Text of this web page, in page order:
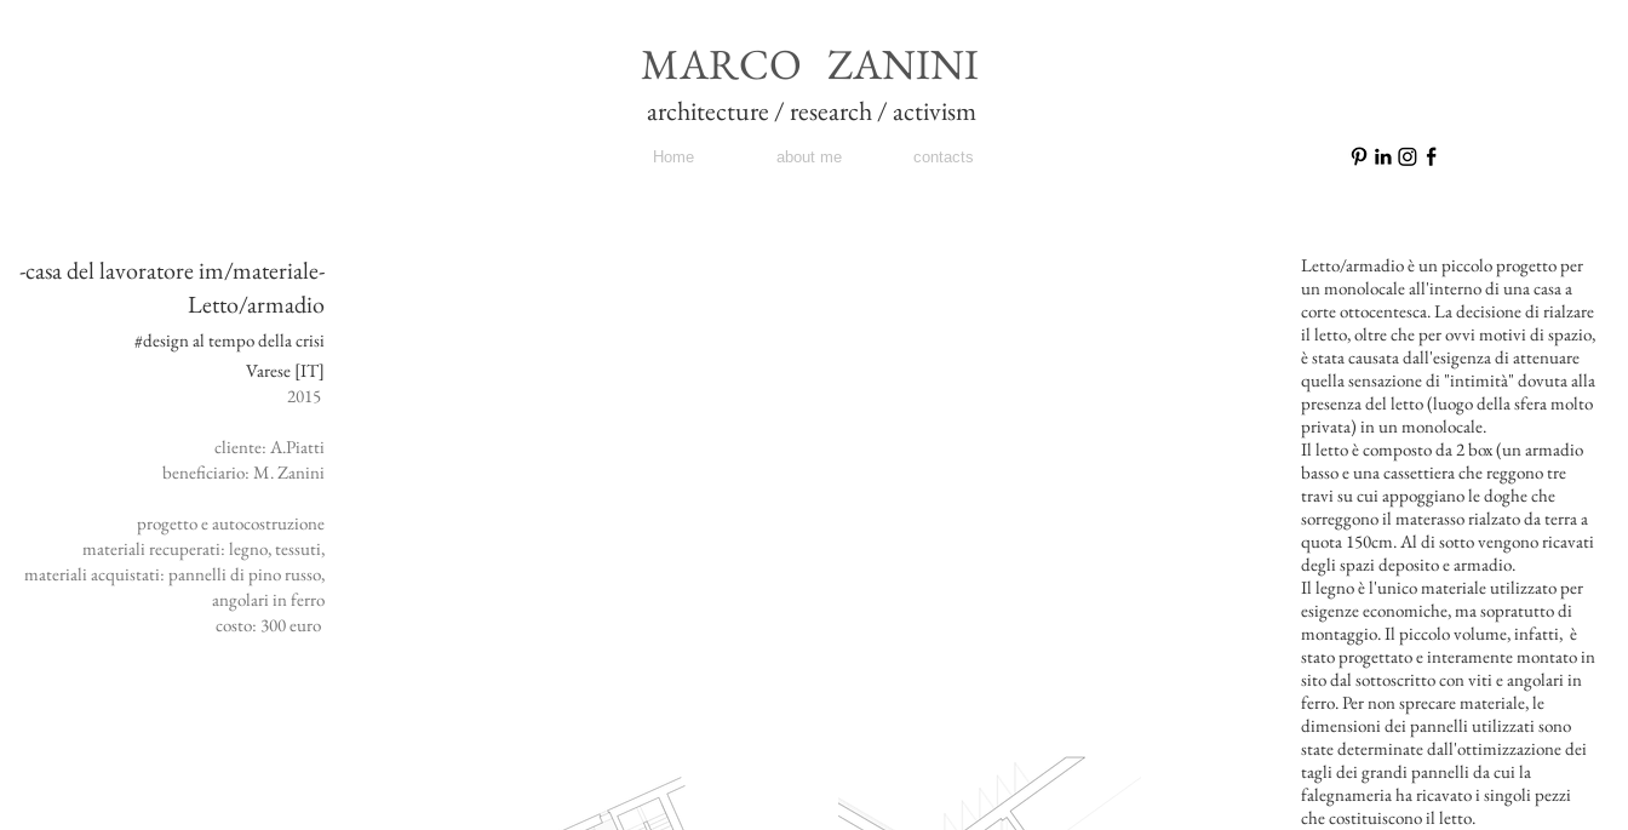
MARCO ZANINI
architecture / research / activism
Home about me contacts
-casa del lavoratore im/materiale-
Letto/armadio
#design al tempo della crisi
Varese [IT]
2015
cliente: A.Piatti
beneficiario: M. Zanini
progetto e autocostruzione
materiali recuperati: legno, tessuti,
materiali acquistati: pannelli di pino russo,
angolari in ferro
costo: 300 euro
Letto/armadio è un piccolo progetto per
un monolocale all'interno di una casa a
corte ottocentesca. La decisione di rialzare
il letto, oltre che per ovvi motivi di spazio,
è stata causata dall'esigenza di attenuare
quella sensazione di "intimità" dovuta alla
presenza del letto (luogo della sfera molto
privata) in un monolocale.
Il letto è composto da 2 box (un armadio
basso e una cassettiera che reggono tre
travi su cui appoggiano le doghe che
sorreggono il materasso rialzato da terra a
quota 150cm. Al di sotto vengono ricavati
degli spazi deposito e armadio.
Il legno è l'unico materiale utilizzato per
esigenze economiche, ma sopratutto di
montaggio. Il piccolo volume, infatti, è
stato progettato e interamente montato in
sito dal sottoscritto con viti e angolari in
ferro. Per non sprecare materiale, le
dimensioni dei pannelli utilizzati sono
state determinate dall'ottimizzazione dei
tagli dei grandi pannelli da cui la
falegnameria ha ricavato i singoli pezzi
che costituiscono il letto.